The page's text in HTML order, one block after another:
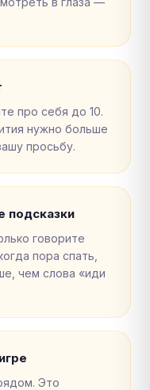
про себя до 10.
нужно больше
просьбу.
подсказки
говорите
пора спать,
чем слова «иди
Это